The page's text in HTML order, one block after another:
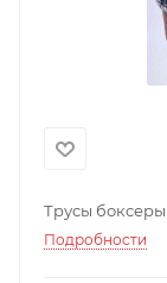
Трусы
Подробности